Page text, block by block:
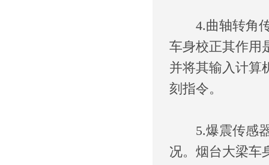
4.曲轴转角传
车身校正其作用
并将其输入计算
刻指令。
5.爆震传感器
况。烟台大梁车